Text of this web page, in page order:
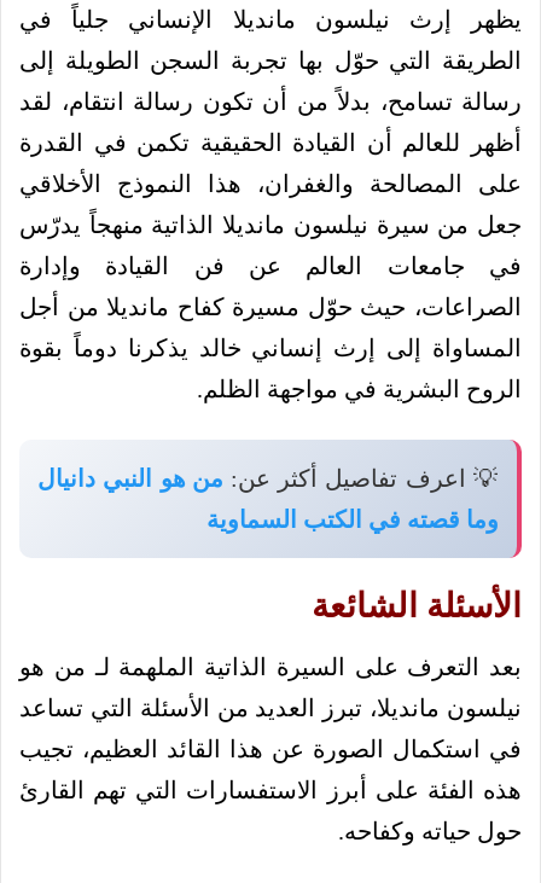
يظهر إرث نيلسون مانديلا الإنساني جلياً في
الطريقة التي حوّل بها تجربة السجن الطويلة إلى
رسالة تسامح، بدلاً من أن تكون رسالة انتقام، لقد
أظهر للعالم أن القيادة الحقيقية تكمن في القدرة
على المصالحة والغفران، هذا النموذج الأخلاقي
جعل من سيرة نيلسون مانديلا الذاتية منهجاً يدرّس
في جامعات العالم عن فن القيادة وإدارة
الصراعات، حيث حوّل مسيرة كفاح مانديلا من أجل
المساواة إلى إرث إنساني خالد يذكرنا دوماً بقوة
الروح البشرية في مواجهة الظلم.
💡 اعرف تفاصيل أكثر عن: من هو النبي دانيال
وما قصته في الكتب السماوية
الأسئلة الشائعة
بعد التعرف على السيرة الذاتية الملهمة لـ من هو
نيلسون مانديلا، تبرز العديد من الأسئلة التي تساعد
في استكمال الصورة عن هذا القائد العظيم، تجيب
هذه الفئة على أبرز الاستفسارات التي تهم القارئ
حول حياته وكفاحه.